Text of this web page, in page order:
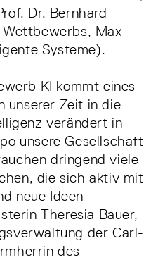
Dr. Bernhard
Max-
Systeme).
KI kommt eines
unserer Zeit in die
verändert in
unsere Gesellschaft
dringend viele
die sich aktiv mit
neue Ideen
Theresia Bauer,
der Carl-
des